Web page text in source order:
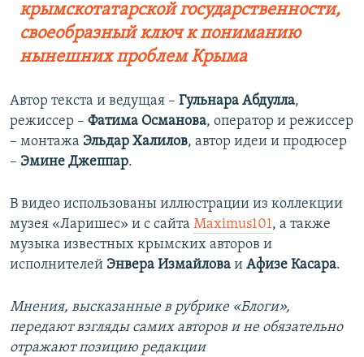
крымскотатарской государственности,
своеобразный ключ к пониманию
нынешних проблем Крыма
Автор текста и ведущая – Гульнара Абдулла,
режиссер – Фатима Османова, оператор и режиссер
– монтажа Эльдар Халилов, автор идеи и продюсер
– Эмине Джеппар.
В видео использованы иллюстрации из коллекции
музея «Ларишес» и с сайта Maximus101, а также
музыка известных крымских авторов и
исполнителей Энвера Измайлова и Афизе Касара.
Мнения, высказанные в рубрике «Блоги»,
передают взгляды самих авторов и не обязательно
отражают позицию редакции